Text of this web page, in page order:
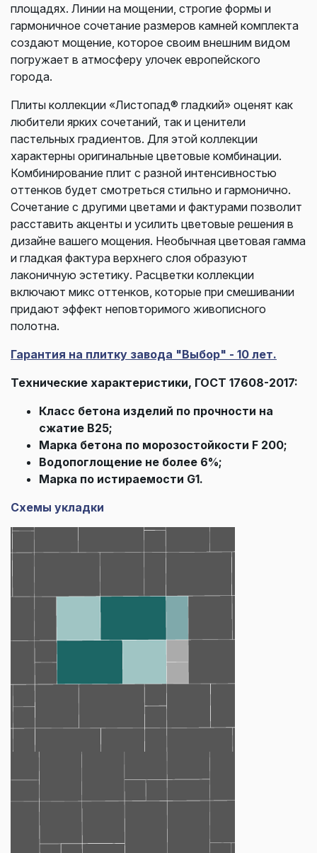
площадях. Линии на мощении, строгие формы и
гармоничное сочетание размеров камней комплекта
создают мощение, которое своим внешним видом
погружает в атмосферу улочек европейского
города.
Плиты коллекции «Листопад® гладкий» оценят как
любители ярких сочетаний, так и ценители
пастельных градиентов. Для этой коллекции
характерны оригинальные цветовые комбинации.
Комбинирование плит с разной интенсивностью
оттенков будет смотреться стильно и гармонично.
Сочетание с другими цветами и фактурами позволит
расставить акценты и усилить цветовые решения в
дизайне вашего мощения. Необычная цветовая гамма
и гладкая фактура верхнего слоя образуют
лаконичную эстетику. Расцветки коллекции
включают микс оттенков, которые при смешивании
придают эффект неповторимого живописного
полотна.
Гарантия на плитку завода "Выбор" - 10 лет.
Технические характеристики, ГОСТ 17608-2017:
Класс бетона изделий по прочности на
сжатие В25;
Марка бетона по морозостойкости F 200;
Водопоглощение не более 6%;
Марка по истираемости G1.
Схемы укладки